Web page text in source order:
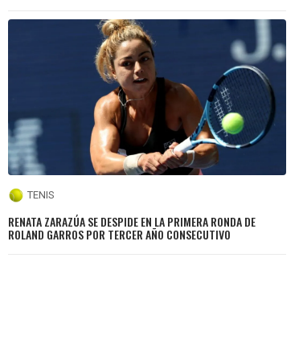
TENIS
RENATA ZARAZÚA SE DESPIDE EN LA PRIMERA RONDA DE
ROLAND GARROS POR TERCER AÑO CONSECUTIVO